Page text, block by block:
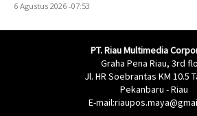
6 Agustus 2026 -07:53
PT. Riau Multimedia
Graha Pena Riau, 3rd
Jl. HR Soebrantas KM 10.5
Pekanbaru - Riau
E-